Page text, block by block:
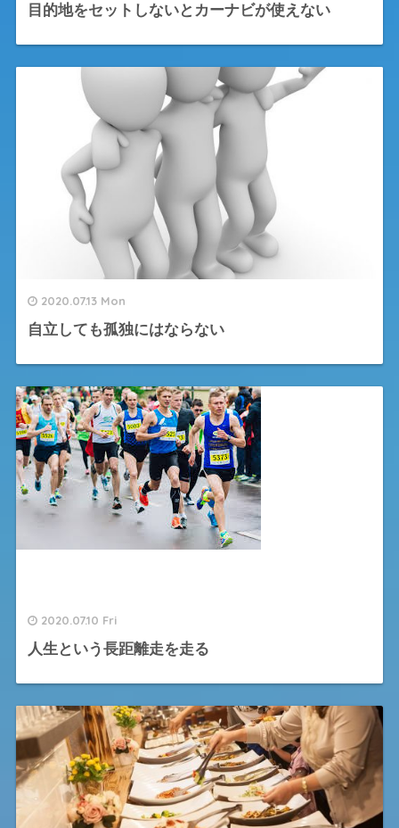
目的地をセットしないとカーナビが使えない
2020.07.13 Mon
自立しても孤独にはならない
2020.07.10 Fri
人生という長距離走を走る